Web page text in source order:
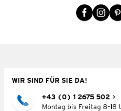
WIR SIND FÜR SIE DA!
+43 (0) 1 2675 502
Montag bis Freitag 8–18